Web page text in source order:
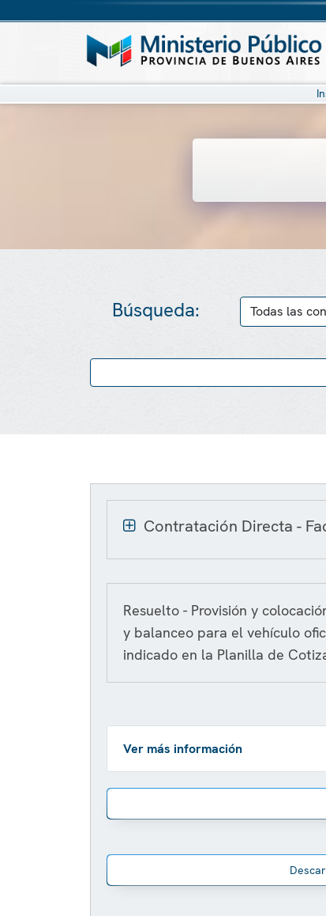
Búsqueda:
Contratación Directa -
Resuelto - Provisión y
y balanceo para el vehículo
indicado en la Planilla de
Ver más información